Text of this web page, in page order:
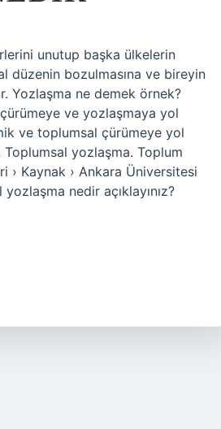
unutup başka ülkelerin
düzenin bozulmasına ve bireyin
Yozlaşma ne demek örnek?
ve yozlaşmaya yol
ve toplumsal çürümeye yol
Toplumsal yozlaşma. Toplum
› Kaynak › Ankara Üniversitesi
nedir açıklayınız?